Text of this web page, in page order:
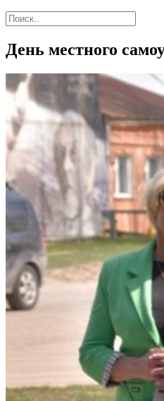
День местного